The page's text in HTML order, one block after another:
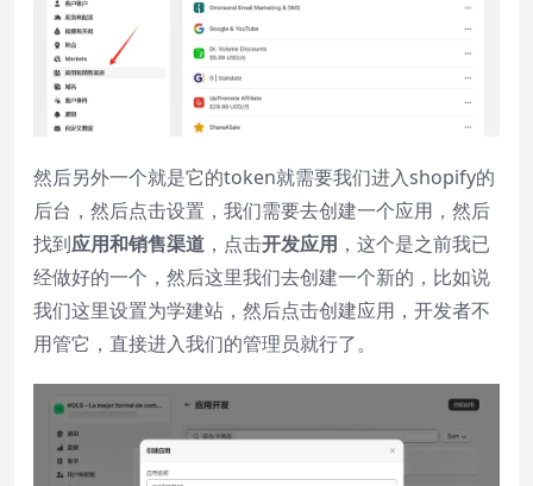
然后另外一个就是它的token就需要我们进入shopify的
后台，然后点击设置，我们需要去创建一个应用，然后
找到应用和销售渠道 ，点击开发应用 ，这个是之前我已
经做好的一个，然后这里我们去创建一个新的，比如说
我们这里设置为学建站，然后点击创建应用，开发者不
用管它，直接进入我们的管理员就行了。